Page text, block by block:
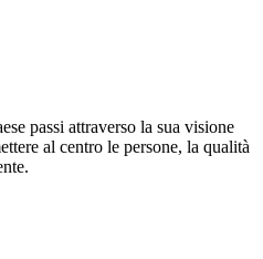
passi attraverso la sua visione
al centro le persone, la qualità